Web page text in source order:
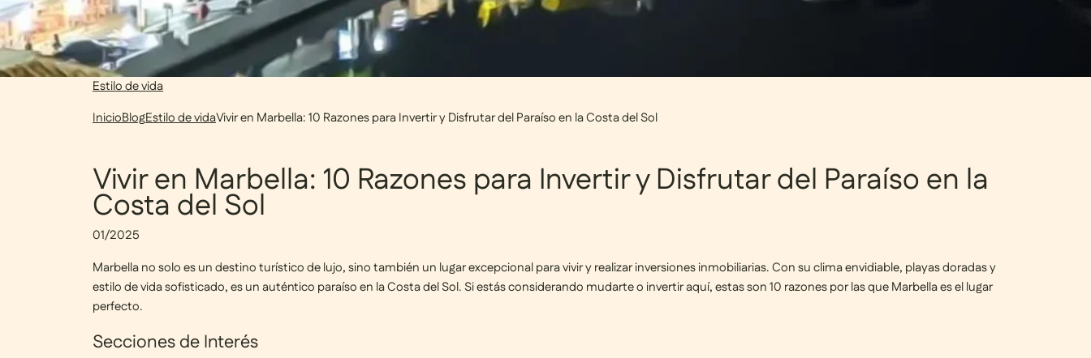
Estilo de vida
InicioBlogEstilo de vidaVivir en Marbella: 10 Razones para Invertir y Disfrutar del Paraíso en la Costa del Sol
Vivir en Marbella: 10 Razones para Invertir y Disfrutar del Paraíso en la
Costa del Sol
01/2025
Marbella no solo es un destino turístico de lujo, sino también un lugar excepcional para vivir y realizar inversiones inmobiliarias. Con su clima envidiable, playas doradas y
estilo de vida sofisticado, es un auténtico paraíso en la Costa del Sol. Si estás considerando mudarte o invertir aquí, estas son10 razonespor las que Marbella es el lugar
perfecto.
Secciones de Interés